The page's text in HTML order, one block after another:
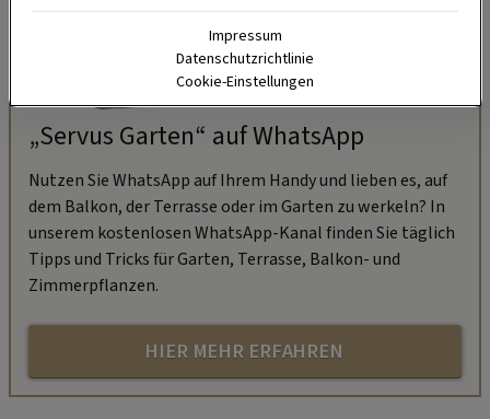
„Servus Garten“ auf WhatsApp
Nutzen Sie WhatsApp auf Ihrem Handy und lieben es, auf
dem Balkon, der Terrasse oder im Garten zu werkeln? In
unserem kostenlosen WhatsApp-Kanal finden Sie täglich
Tipps und Tricks für Garten, Terrasse, Balkon- und
Zimmerpflanzen.
HIER MEHR ERFAHREN
Impressum
Datenschutzrichtlinie
Cookie-Einstellungen